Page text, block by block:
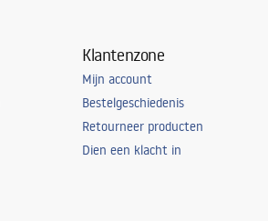
Klantenzone
Mijn account
Bestelgeschiedenis
Retourneer producten
Dien een klacht in